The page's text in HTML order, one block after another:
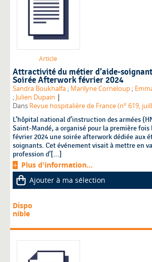
Article
Attractivité du métier d’aide-
Soirée Afterwork février 2024
Sandra Boukhalfa ; Marilyne Corneloup ;
; Julien Dupain |
Dans Revue hospitalière de France (n° 619,
L’hôpital national d’instruction des armées
Saint-Mandé, a organisé pour la première fois
février 2024 une soirée afterwork dédiée aux
soignants. Cet événement visait à mettre en
profession d’[...]
Plus d'information...
Ajouter à ma sélection
Dispo
nible